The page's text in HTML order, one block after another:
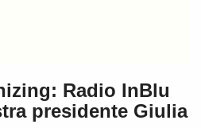
Radio InBlu
presidente Giulia